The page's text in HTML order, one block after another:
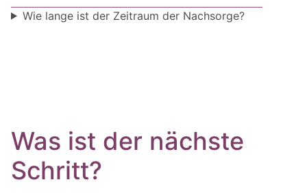
Wie lange ist der Zeitraum der Nachsorge?
Was ist der nächste
Schritt?